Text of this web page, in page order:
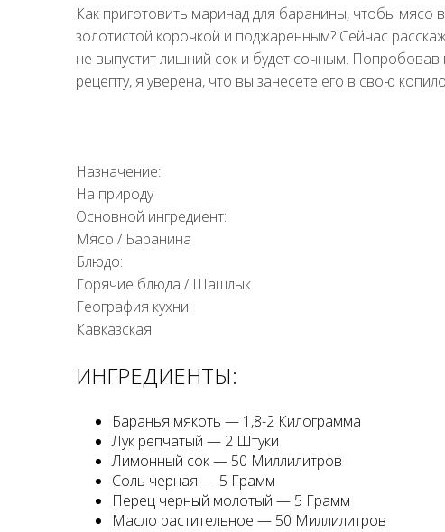
Как приготовить маринад для баранины, чтобы
золотистой корочкой и поджаренным? Сейчас
не выпустит лишний сок и будет сочным.
рецепту, я уверена, что вы занесете его в свою
Назначение:
На природу
Основной ингредиент:
Мясо / Баранина
Блюдо:
Горячие блюда / Шашлык
География кухни:
Кавказская
ИНГРЕДИЕНТЫ:
Баранья мякоть — 1,8-2 Килограмма
Лук репчатый — 2 Штуки
Лимонный сок — 50 Миллилитров
Соль черная — 5 Грамм
Перец черный молотый — 5 Грамм
Масло растительное — 50 Миллилитров